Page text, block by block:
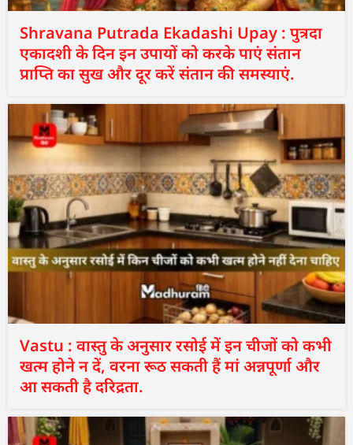
Shravana Putrada Ekadashi Upay : पुत्रदा
एकादशी के दिन इन उपायों को करके पाएं संतान
प्राप्ति का सुख और दूर करें संतान की समस्याएं.
Vastu : वास्तु के अनुसार रसोई में इन चीजों को कभी
खत्म होने न दें, वरना रूठ सकती हैं मां अन्नपूर्णा और
आ सकती है दरिद्रता.